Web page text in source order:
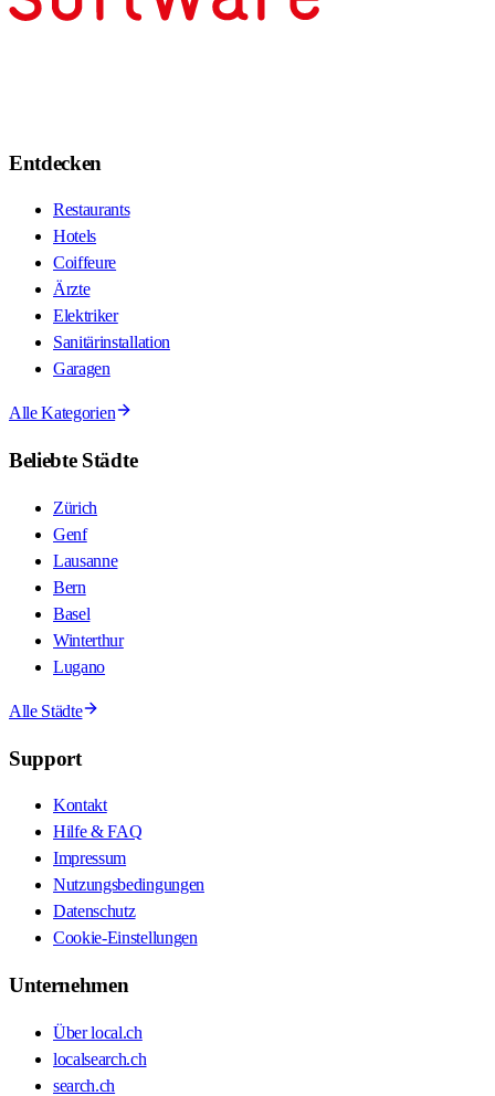
Entdecken
Restaurants
Hotels
Coiffeure
Ärzte
Elektriker
Sanitärinstallation
Garagen
Alle Kategorien
Beliebte Städte
Zürich
Genf
Lausanne
Bern
Basel
Winterthur
Lugano
Alle Städte
Support
Kontakt
Hilfe & FAQ
Impressum
Nutzungsbedingungen
Datenschutz
Cookie-Einstellungen
Unternehmen
Über local.ch
localsearch.ch
search.ch